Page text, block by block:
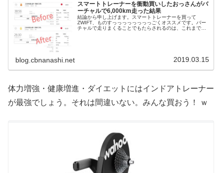
スマートトレーナーを衝動買いしたおっさんがバ
ーチャルで6,000km走った結果
結論から申し上げます。スマートトレーナーを買って
ZWIFT、ものすっっっっっっっっごくオススメです。バー
チャルで走りまくることでもたらされるのは、これまでを
blog.cbnanashi.net 2019.03.15
体力増強・健康増進・ダイエットにはインドアトレーナー
が最強でしょう。それは間違いない。みんな買おう！ ｗ